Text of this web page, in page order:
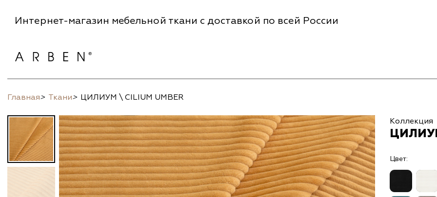
Интернет-магазин мебельной ткани с доставкой по всей России
Главная> Ткани> ЦИЛИУМ \ CILIUM UMBER
Коллекция
Цвет: